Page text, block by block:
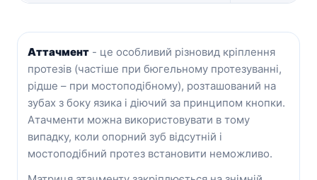
Аттачмент - це особливий різновид кріплення
протезів (частіше при бюгельному протезуванні,
рідше – при мостоподібному), розташований на
зубах з боку язика і діючий за принципом кнопки.
Атачменти можна використовувати в тому
випадку, коли опорний зуб відсутній і
мостоподібний протез встановити неможливо.